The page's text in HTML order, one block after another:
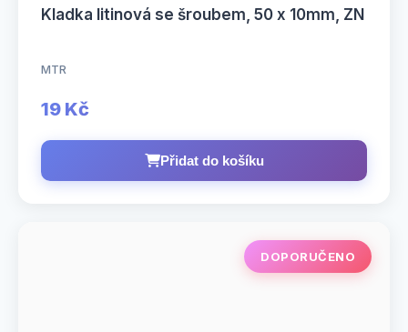
Kladka litinová se šroubem, 50 x 10mm, ZN
MTR
19 Kč
Přidat do košíku
DOPORUČENO